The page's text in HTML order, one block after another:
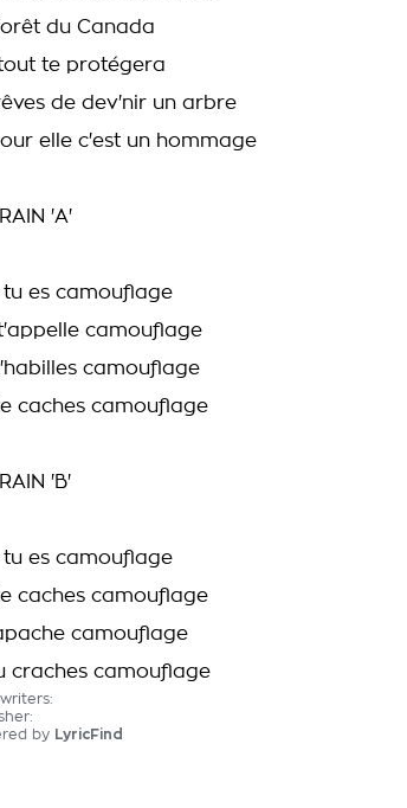
du Canada
te protégera
de dev'nir un arbre
elle c'est un hommage
'A'
tu es camouflage
camouflage
camouflage
caches camouflage
'B'
tu es camouflage
caches camouflage
camouflage
craches camouflage
by LyricFind